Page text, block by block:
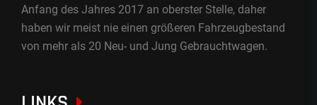
Anfang des Jahres 2017 an oberster Stelle, daher
haben wir meist nie einen größeren Fahrzeugbestand
von mehr als 20 Neu- und Jung Gebrauchtwagen.